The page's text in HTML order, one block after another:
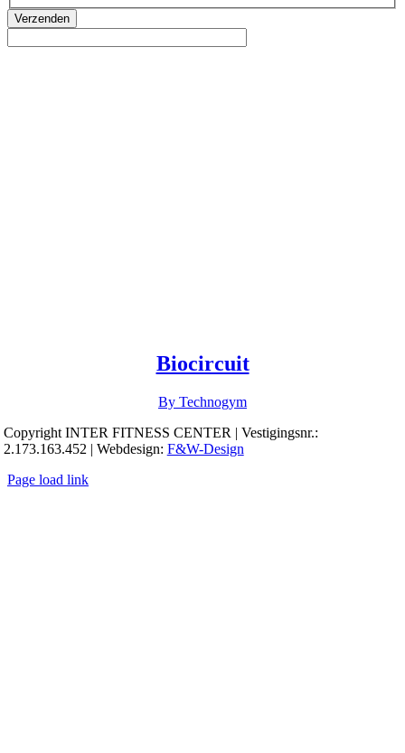
Verzenden
Biocircuit
By Technogym
Copyright INTER FITNESS CENTER | Vestigingsnr.:
2.173.163.452 | Webdesign: F&W-Design
Page load link